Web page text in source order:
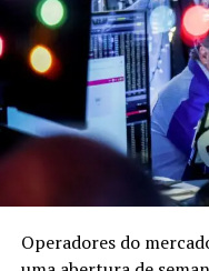
Matheus Prado
GOSTA
LAUDER NÃO
Operadores do